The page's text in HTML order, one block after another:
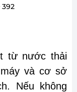
392
từ nước thải
và cơ sở
Nếu không